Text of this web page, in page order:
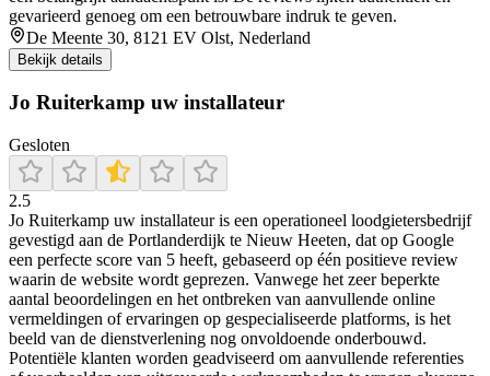
gevarieerd genoeg om een betrouwbare indruk te geven.
De Meente 30, 8121 EV Olst, Nederland
Bekijk details
Jo Ruiterkamp uw installateur
Gesloten
2.5
Jo Ruiterkamp uw installateur is een operationeel loodgietersbedrijf
gevestigd aan de Portlanderdijk te Nieuw Heeten, dat op Google
een perfecte score van 5 heeft, gebaseerd op één positieve review
waarin de website wordt geprezen. Vanwege het zeer beperkte
aantal beoordelingen en het ontbreken van aanvullende online
vermeldingen of ervaringen op gespecialiseerde platforms, is het
beeld van de dienstverlening nog onvoldoende onderbouwd.
Potentiële klanten worden geadviseerd om aanvullende referenties